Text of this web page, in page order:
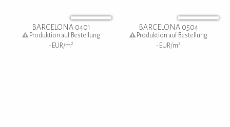
BARCELONA 0401
Produktion auf Bestellung
- EUR/m 2
BARCELONA 0504
Produktion auf Bestellung
- EUR/m 2